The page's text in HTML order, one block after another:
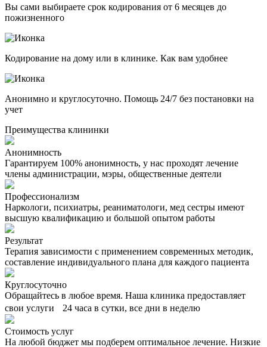
Вы сами выбираете срок кодирования от 6 месяцев до
пожизненного
Кодирование на дому или в клинике. Как вам удобнее
Анонимно и круглосуточно. Помощь 24/7 без постановки на
учет
Преимущества клининки
Анонимность
Гарантируем 100% анонимность, у нас проходят лечение
члены администрации, мэры, общественные деятели
Профессионализм
Наркологи, психиатры, реаниматологи, мед сестры имеют
высшую квалификацию и большой опытом работы
Результат
Терапия зависимости с применением современных методик,
составление индивидуального плана для каждого пациента
Круглосуточно
Обращайтесь в любое время. Наша клиника предоставляет
свои услуги 24 часа в сутки, все дни в неделю
Стоимость услуг
На любой бюджет мы подберем оптимальное лечение. Низкие